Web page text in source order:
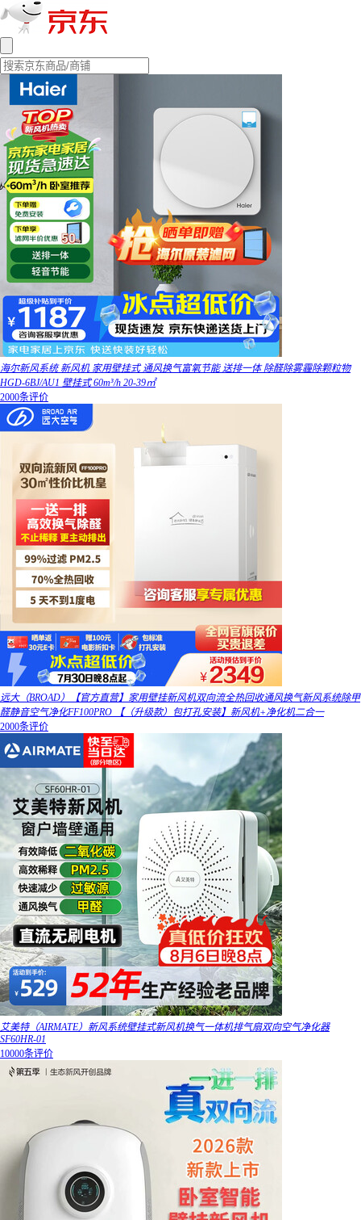
海尔新风系统 新风机 家用壁挂式 通风换气富氧节能 送排一体 除醛除雾霾除颗粒物
HGD-6BJ/AU1 壁挂式 60m³/h 20-39㎡
2000条评价
远大（BROAD）【官方直营】家用壁挂新风机双向流全热回收通风换气新风系统除甲
醛静音空气净化FF100PRO 【（升级款）包打孔安装】新风机+净化机二合一
2000条评价
艾美特（AIRMATE）新风系统壁挂式新风机换气一体机排气扇双向空气净化器
SF60HR-01
10000条评价